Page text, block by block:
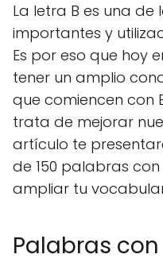
La letra B es una de
importantes y
Es por eso que hoy
tener un amplio
que comiencen con
trata de mejorar
artículo te
de 150 palabras
ampliar tu
Palabras con